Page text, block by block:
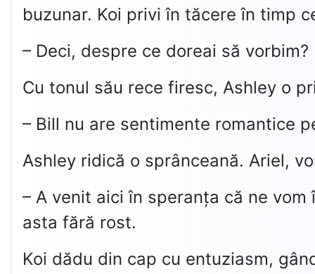
buzunar. Koi privi în tăcere în timp
– Deci, despre ce doreai să vorbim?
Cu tonul său rece firesc, Ashley o
– Bill nu are sentimente romantice
Ashley ridică o sprânceană. Ariel,
– A venit aici în speranța că ne
asta fără rost.
Koi dădu din cap cu entuziasm,